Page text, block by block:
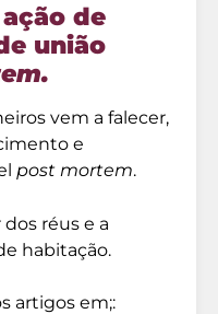
de
união
vem a falecer,
e
post mortem.
réus e a
habitação.
artigos em;: